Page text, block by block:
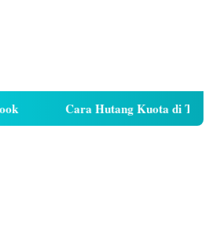
Cara Hutang Kuota di Telkomsel